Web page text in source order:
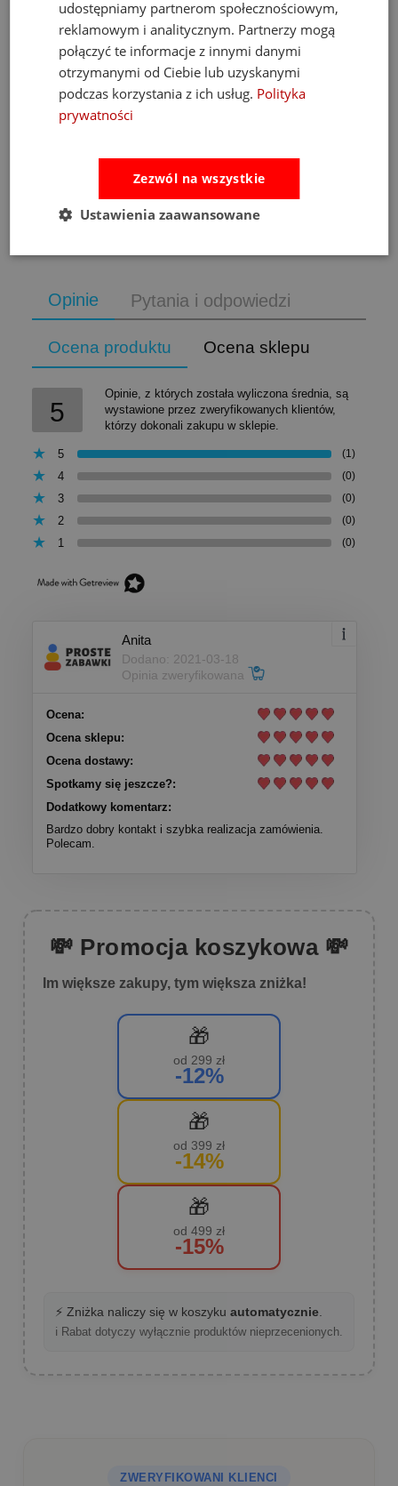
Fat Brain Toys dmuchawa do piłek Air Toobz
do koszyka
Opinie Pytania i odpowiedzi
Ocena produktu Ocena sklepu
5
Opinie, z których została wyliczona średnia, są
wystawione przez zweryfikowanych klientów,
którzy dokonali zakupu w sklepie.
5 (1)
4 (0)
3 (0)
2 (0)
1 (0)
Anita
Dodano: 2021-03-18
Opinia zweryfikowana
Ocena:
Ocena sklepu:
Ocena dostawy:
Spotkamy się jeszcze?:
Dodatkowy komentarz:
Bardzo dobry kontakt i szybka realizacja zamówienia.
Polecam.
💸 Promocja koszykowa 💸
Im większe zakupy, tym większa zniżka!
🎁
od 299 zł
-12%
🎁
od 399 zł
-14%
🎁
od 499 zł
-15%
⚡ Zniżka naliczy się w koszyku automatycznie
ℹ️ Rabat dotyczy wyłącznie produktów nieprzecenionych.
ZWERYFIKOWANI KLIENCI
udostępniamy partnerom społecznościowym,
reklamowym i analitycznym. Partnerzy mogą
połączyć te informacje z innymi danymi
otrzymanymi od Ciebie lub uzyskanymi
podczas korzystania z ich usług. Polityka
prywatności
Zezwól na wszystkie
Ustawienia zaawansowane